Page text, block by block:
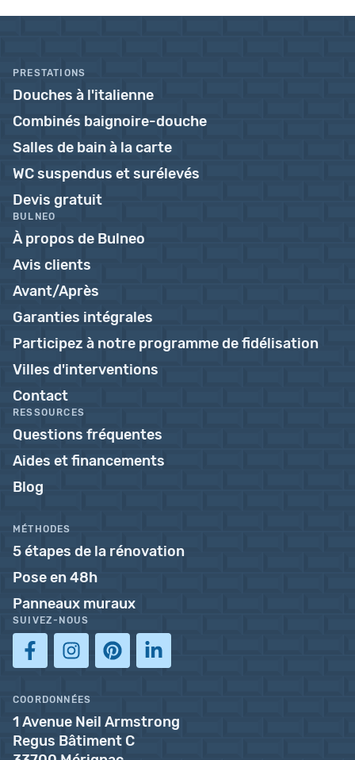
PRESTATIONS
Douches à l'italienne
Combinés baignoire-douche
Salles de bain à la carte
WC suspendus et surélevés
Devis gratuit
BULNEO
À propos de Bulneo
Avis clients
Avant/Après
Garanties intégrales
Participez à notre programme de fidélisation
Villes d'interventions
Contact
RESSOURCES
Questions fréquentes
Aides et financements
Blog
MÉTHODES
5 étapes de la rénovation
Pose en 48h
Panneaux muraux
SUIVEZ-NOUS
COORDONNÉES
1 Avenue Neil Armstrong
Regus Bâtiment C